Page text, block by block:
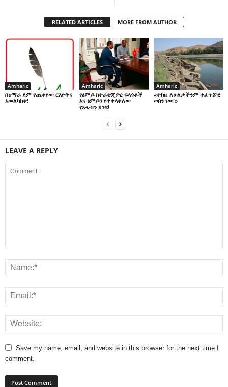
RELATED ARTICLES MORE FROM AUTHOR
Amharic
በዐማራ ደም የጨቀየው ርእዮትና
አመለካከቱ!
Amharic
የፅምዶ ስትራቴጂያዊ ፍላጎቶች
እና ፅምዶን የተቀላቀለው
የአፋብን ክንፍ!
Amharic
«ተከዜ ለሁለታችንም ተፈጥሯዊ
ወሰን ነው!»
LEAVE A REPLY
Save my name, email, and website in this browser for the next time I
comment.